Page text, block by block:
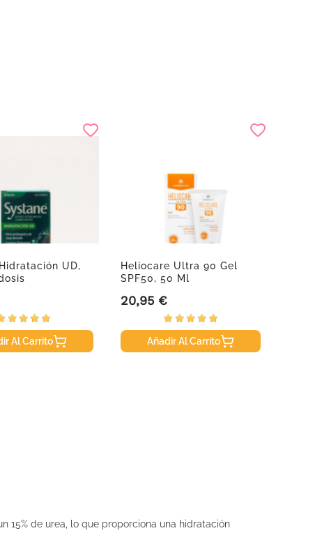
UD,
Al Carrito
Heliocare Ultra 90 Gel
SPF50, 50 Ml
Precio
20,95 €
Añadir Al Carrito
15% de urea, lo que proporciona una hidratación